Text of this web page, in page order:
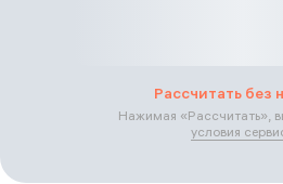
Рассчитать без
Нажимая «Рассчитать»,
условия